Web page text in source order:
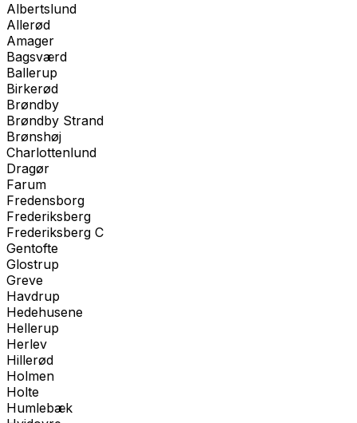
Albertslund
Allerød
Amager
Bagsværd
Ballerup
Birkerød
Brøndby
Brøndby Strand
Brønshøj
Charlottenlund
Dragør
Farum
Fredensborg
Frederiksberg
Frederiksberg C
Gentofte
Glostrup
Greve
Havdrup
Hedehusene
Hellerup
Herlev
Hillerød
Holmen
Holte
Humlebæk